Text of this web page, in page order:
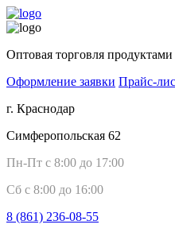
Оптовая торговля
Оформление заявки Прайс-
г. Краснодар
Симферопольская 62
Пн-Пт с 8:00 до 17:00
Сб с 8:00 до 16:00
8 (861) 236-08-55